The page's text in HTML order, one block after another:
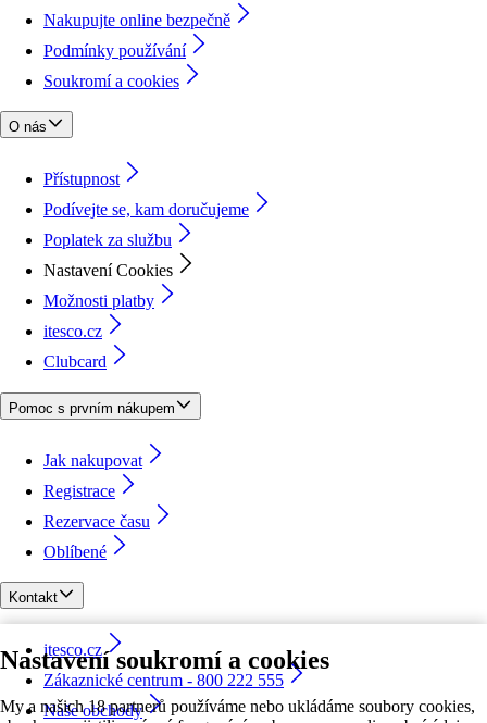
Nastavení soukromí a cookies
My a našich 18 partnerů používáme nebo ukládáme soubory cookies,
Nakupujte online bezpečně
Podmínky používání
Soukromí a cookies
O nás
Přístupnost
Podívejte se, kam doručujeme
Poplatek za službu
Nastavení Cookies
Možnosti platby
itesco.cz
Clubcard
Pomoc s prvním nákupem
Jak nakupovat
Registrace
Rezervace času
Oblíbené
Kontakt
itesco.cz
Zákaznické centrum - 800 222 555
Naše obchody